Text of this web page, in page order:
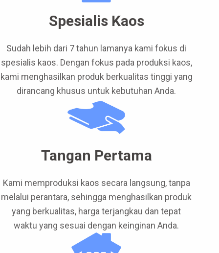
Spesialis Kaos
Sudah lebih dari 7 tahun lamanya kami fokus di
spesialis kaos. Dengan fokus pada produksi kaos,
kami menghasilkan produk berkualitas tinggi yang
dirancang khusus untuk kebutuhan Anda.
Tangan Pertama
Kami memproduksi kaos secara langsung, tanpa
melalui perantara, sehingga menghasilkan produk
yang berkualitas, harga terjangkau dan tepat
waktu yang sesuai dengan keinginan Anda.